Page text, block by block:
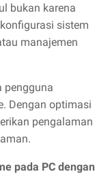
bukan karena
sistem
manajemen
pengguna
Dengan optimasi
pengalaman
pada PC dengan